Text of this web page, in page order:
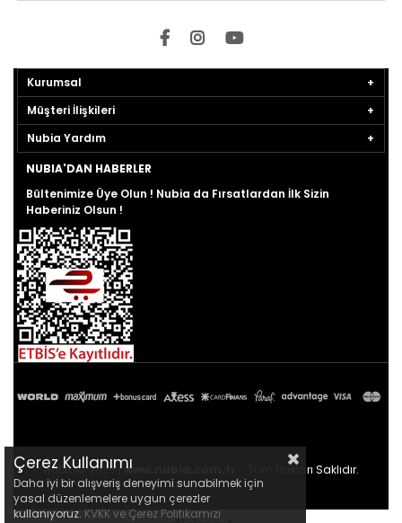
Kurumsal
Müşteri İlişkileri
Nubia Yardım
NUBIA'DAN HABERLER
Bültenimize Üye Olun ! Nubia da Fırsatlardan İlk Sizin
Haberiniz Olsun !
Nubia© 2026 | www.nubia.com.tr - Tüm Hakları Saklıdır.
Çerez Kullanımı
Daha iyi bir alışveriş deneyimi sunabilmek için
yasal düzenlemelere uygun çerezler
kullanıyoruz. KVKK ve Çerez Politikamızı